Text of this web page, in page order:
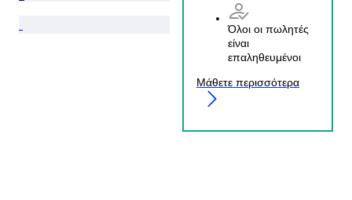
Όλοι οι πωλητές
είναι
επαληθευμένοι
Μάθετε περισσότερα